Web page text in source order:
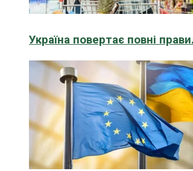
Україна повертає повні